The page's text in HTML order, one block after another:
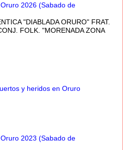
2026 (Sabado de
"DIABLADA ORURO" FRAT.
FOLK. "MORENADA ZONA
y heridos en Oruro
2023 (Sabado de